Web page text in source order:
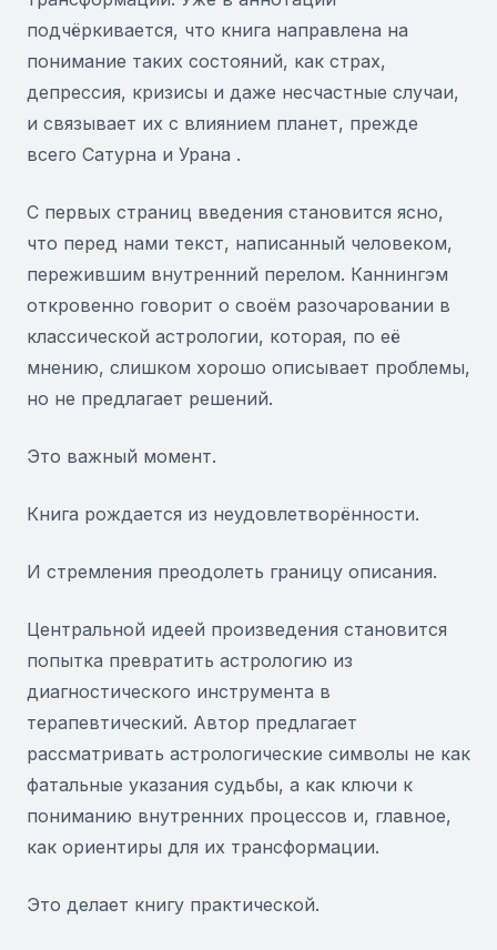
подчёркивается, что книга направлена на
понимание таких состояний, как страх,
депрессия, кризисы и даже несчастные случаи,
и связывает их с влиянием планет, прежде
всего Сатурна и Урана .
С первых страниц введения становится ясно,
что перед нами текст, написанный человеком,
пережившим внутренний перелом. Каннингэм
откровенно говорит о своём разочаровании в
классической астрологии, которая, по её
мнению, слишком хорошо описывает проблемы,
но не предлагает решений.
Это важный момент.
Книга рождается из неудовлетворённости.
И стремления преодолеть границу описания.
Центральной идеей произведения становится
попытка превратить астрологию из
диагностического инструмента в
терапевтический. Автор предлагает
рассматривать астрологические символы не как
фатальные указания судьбы, а как ключи к
пониманию внутренних процессов и, главное,
как ориентиры для их трансформации.
Это делает книгу практической.